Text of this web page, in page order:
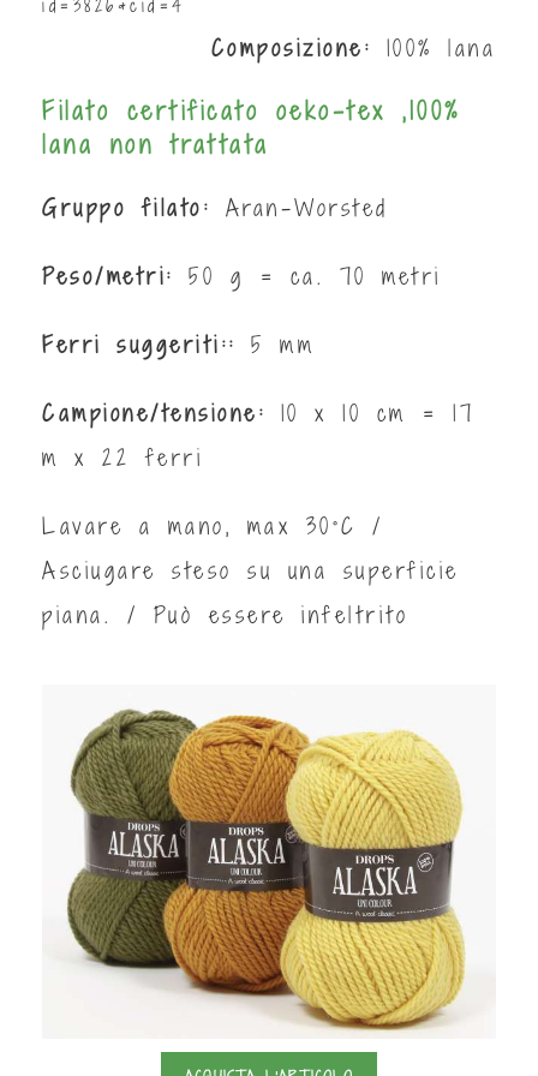
id=3826&cid=4
Composizione: 100% lana
Filato certificato oeko-tex ,100%
lana non trattata
Gruppo filato: Aran-Worsted
Peso/metri: 50 g = ca. 70 metri
Ferri suggeriti:: 5 mm
Campione/tensione: 10 x 10 cm = 17
m x 22 ferri
Lavare a mano, max 30°C /
Asciugare steso su una superficie
piana. / Può essere infeltrito